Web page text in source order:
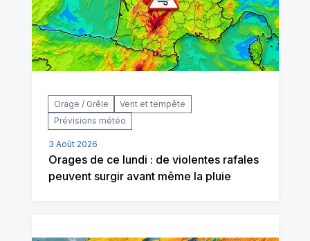
Orage / Grêle
Vent et tempête
Prévisions météo
3 Août 2026
Orages de ce lundi : de violentes rafales
peuvent surgir avant même la pluie